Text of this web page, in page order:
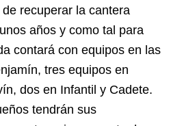
recuperar la cantera
años y como tal para
contará con equipos en las
tres equipos en
dos en Infantil y Cadete.
tendrán sus